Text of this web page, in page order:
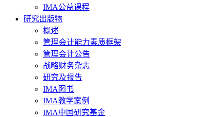
IMA公益课程
研究出版物
概述
管理会计能力素质框架
管理会计公告
战略财务杂志
研究及报告
IMA图书
IMA教学案例
IMA中国研究基金